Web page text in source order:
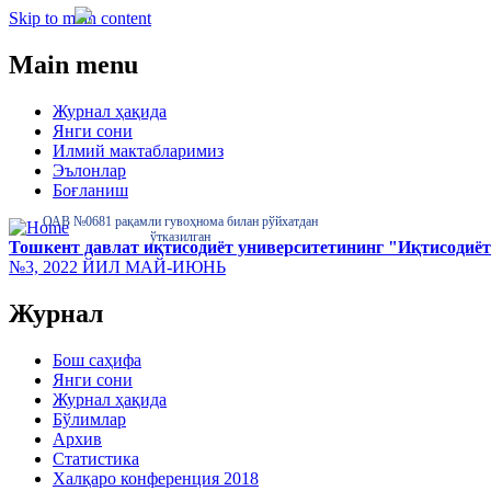
Skip to main content
Main menu
Журнал ҳақида
Янги сони
Илмий мактабларимиз
Эълонлар
Боғланиш
Тошкент давлат иқтисодиёт университетининг
№3, 2022 ЙИЛ МАЙ-ИЮНЬ
ОАВ №0681 рақамли гувоҳнома билан рўйхатдан
ўтказилган
Журнал
Бош саҳифа
Янги сони
Журнал ҳақида
Бўлимлар
Архив
Статистика
Халқаро конференция 2018